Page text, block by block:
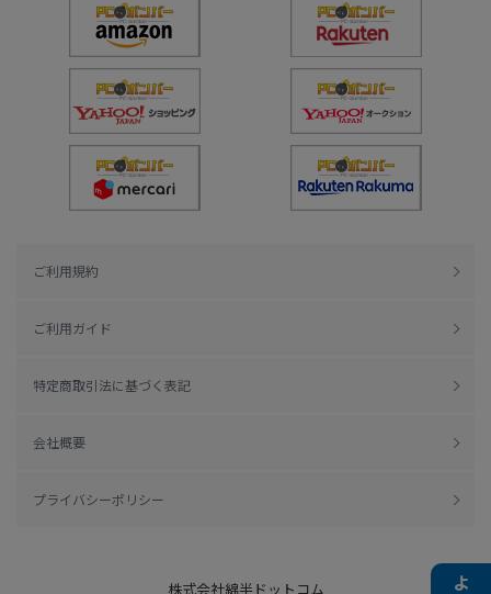
ご利用規約
ご利用ガイド
特定商取引法に基づく表記
会社概要
プライバシーポリシー
株式会社綿半ドットコム